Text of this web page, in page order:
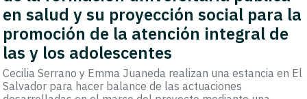
en salud y su proyección social para la
promoción de la atención integral de
las y los adolescentes
Cecilia Serrano y Emma Juaneda realizan una estancia en El
Salvador para hacer balance de las actuaciones